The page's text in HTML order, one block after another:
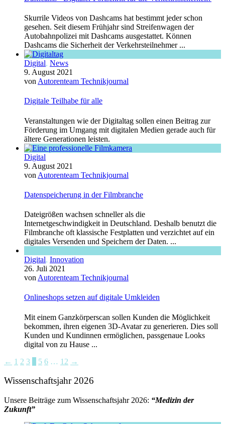
Skurrile Videos von Dashcams hat bestimmt jeder schon
gesehen. Seit diesem Frühjahr sind Streifenwagen der
Autobahnpolizei mit Dashcams ausgestattet. Können
Dashcams die Sicherheit der Verkehrsteilnehmer ...
Digital, News
9. August 2021
von Autorenteam Technikjournal
Digitale Teilhabe für alle
Veranstaltungen wie der Digitaltag sollen einen Beitrag zur
Förderung im Umgang mit digitalen Medien gerade auch für
ältere Generationen leisten.
Digital
9. August 2021
von Autorenteam Technikjournal
Datenspeicherung in der Filmbranche
Dateigrößen wachsen schneller als die
Internetgeschwindigkeit in Deutschland. Deshalb benutzt die
Filmbranche oft klassische Festplatten und verzichtet auf ein
digitales Versenden und Speichern der Daten. ...
Digital, Innovation
26. Juli 2021
von Autorenteam Technikjournal
Onlineshops setzen auf digitale Umkleiden
Mit einem Ganzkörperscan sollen Kunden die Möglichkeit
bekommen, ihren eigenen 3D-Avatar zu generieren. Dies soll
Kunden und Kundinnen ermöglichen, passgenaue Looks
digital von zu Hause ...
← 1 2 3 5 6 … 12 →
Wissenschaftsjahr 2026
Unsere Beiträge zum Wissenschaftsjahr 2026: “Medizin der
Zukunft”